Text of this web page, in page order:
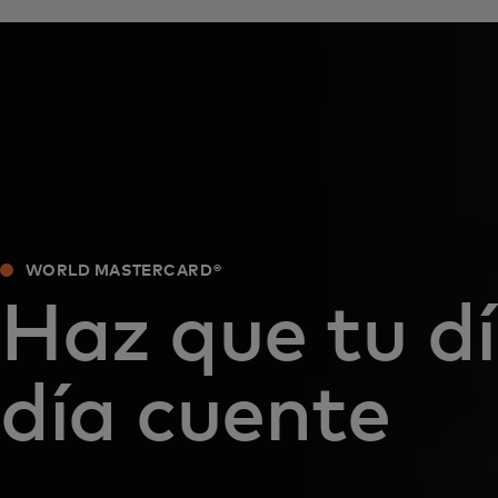
WORLD MASTERCARD®
Haz que tu
día cuente